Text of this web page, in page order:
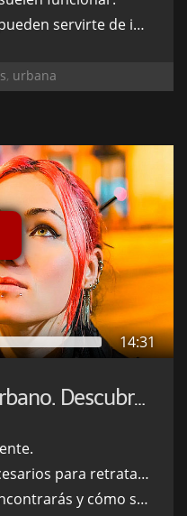
servirte de inspiración
, urbana
14:31
Retrato Nocturno Urbano. Descubre un Retrato Diferente
para retratar en la noche.
y cómo solucionarlas.